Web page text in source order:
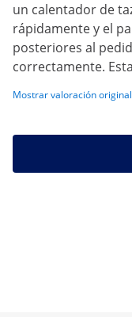
un calentador de
rápidamente y el
posteriores al
correctamente.
Mostrar valoración original